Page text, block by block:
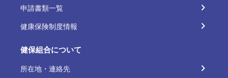
申請書類一覧
健康保険制度情報
健保組合について
所在地・連絡先